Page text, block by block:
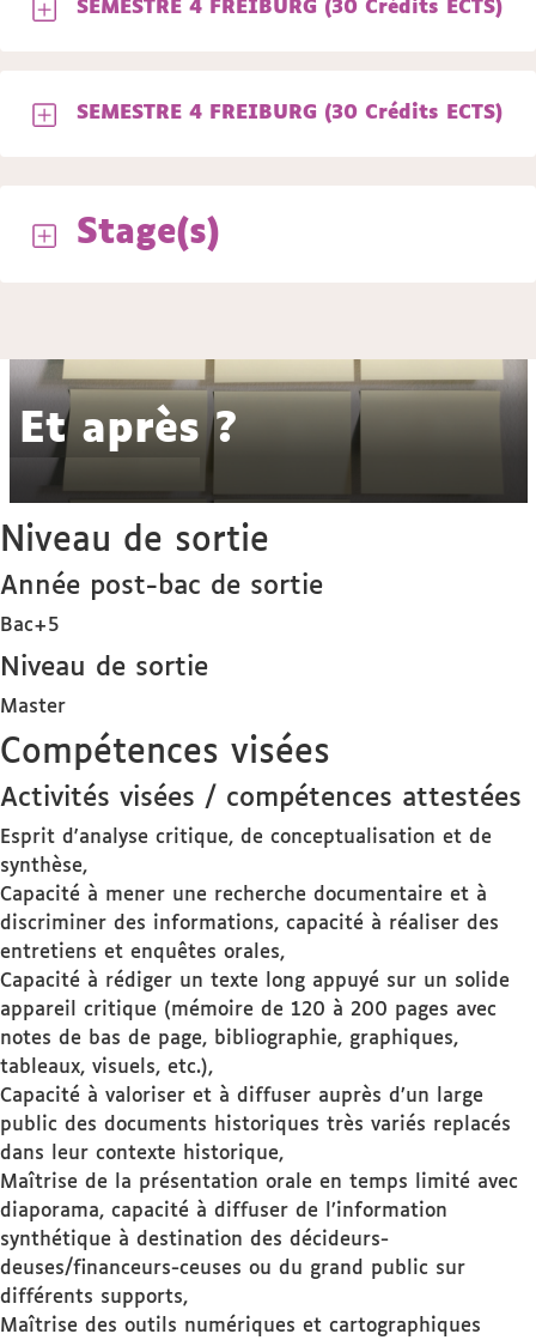
SEMESTRE 4 FREIBURG (30 Crédits ECTS)
SEMESTRE 4 FREIBURG (30 Crédits ECTS)
Stage(s)
Et après ?
Niveau de sortie
Année post-bac de sortie
Bac+5
Niveau de sortie
Master
Compétences visées
Activités visées / compétences attestées
Esprit d'analyse critique, de conceptualisation et de
synthèse,
Capacité à mener une recherche documentaire et à
discriminer des informations, capacité à réaliser des
entretiens et enquêtes orales,
Capacité à rédiger un texte long appuyé sur un solide
appareil critique (mémoire de 120 à 200 pages avec
notes de bas de page, bibliographie, graphiques,
tableaux, visuels, etc.),
Capacité à valoriser et à diffuser auprès d’un large
public des documents historiques très variés replacés
dans leur contexte historique,
Maîtrise de la présentation orale en temps limité avec
diaporama, capacité à diffuser de l’information
synthétique à destination des décideurs-
deuses/financeurs-ceuses ou du grand public sur
différents supports,
Maîtrise des outils numériques et cartographiques